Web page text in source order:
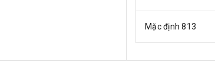
Mặc định 813